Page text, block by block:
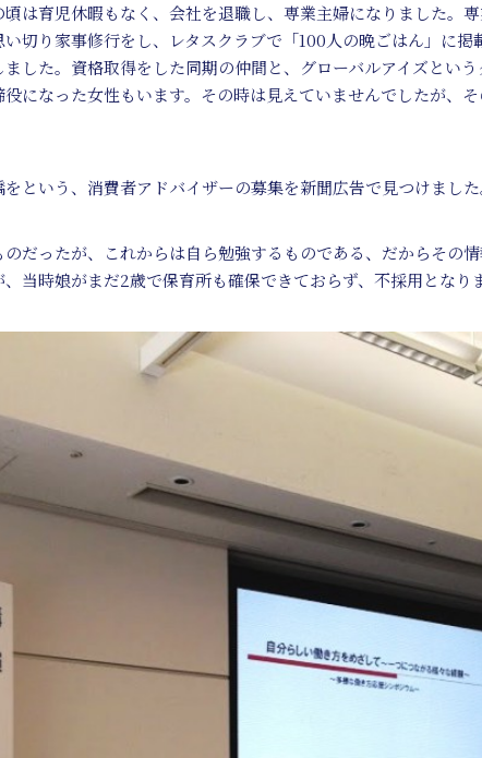
は育児休暇もなく、会社を退職し、専業主婦になりました。
切り家事修行をし、レタスクラブで「100人の晩ごはん」に
した。資格取得をした同期の仲間と、グローバルアイズとい
になった女性もいます。その時は見えていませんでしたが、
という、消費者アドバイザーの募集を新聞広告で見つけました
だったが、これからは自ら勉強するものである、だからその
当時娘がまだ2歳で保育所も確保できておらず、不採用となり